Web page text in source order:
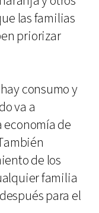
las familias
priorizar
consumo y
va a
economía de
de los
familia
para el